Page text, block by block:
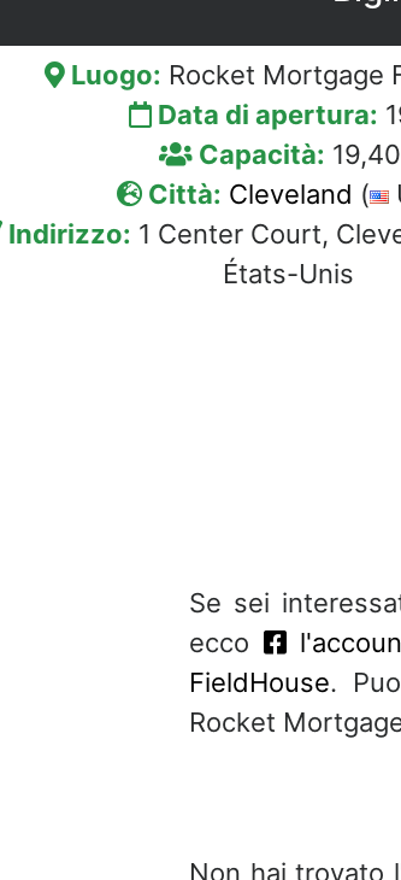
Luogo: Rocket Mortgage
Data di apertura:
Capacità:
Città: Cleveland (
Indirizzo: 1 Center Court,
États-Unis
Se sei
ecco
FieldHouse.
Rocket
Non hai trovato